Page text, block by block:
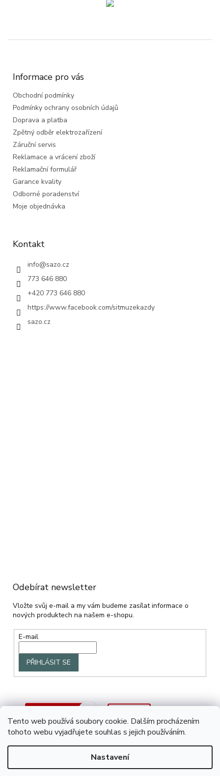
Tento web používá soubory cookie. Dalším procházením
tohoto webu vyjadřujete souhlas s jejich používáním.
Nastavení
Informace pro vás
Obchodní podmínky
Podmínky ochrany osobních údajů
Doprava a platba
Zpětný odběr elektrozařízení
Záruční servis
Reklamace a vrácení zboží
Reklamační formulář
Garance kvality
Odborné poradenství
Moje objednávka
Kontakt
info@sazo.cz
773 646 880
+420 773 646 880
https://www.facebook.com/sitmuzekazdy
sazo.cz
Odebírat newsletter
Vložte svůj e-mail a my vám budeme zasílat informace o
nových produktech na našem e-shopu.
E-mail
PŘIHLÁSIT SE
Vytvořil Shoptet